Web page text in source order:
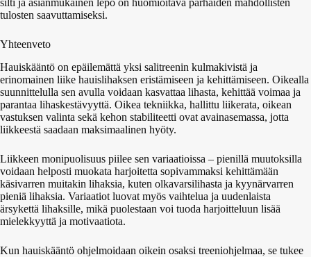
silti ja asianmukainen lepo on huomioitava parhaiden mahdollisten
tulosten saavuttamiseksi.
Yhteenveto
Hauiskääntö on epäilemättä yksi salitreenin kulmakivistä ja
erinomainen liike hauislihaksen eristämiseen ja kehittämiseen. Oikealla
suunnittelulla sen avulla voidaan kasvattaa lihasta, kehittää voimaa ja
parantaa lihaskestävyyttä. Oikea tekniikka, hallittu liikerata, oikean
vastuksen valinta sekä kehon stabiliteetti ovat avainasemassa, jotta
liikkeestä saadaan maksimaalinen hyöty.
Liikkeen monipuolisuus piilee sen variaatioissa – pienillä muutoksilla
voidaan helposti muokata harjoitetta sopivammaksi kehittämään
käsivarren muitakin lihaksia, kuten olkavarsilihasta ja kyynärvarren
pieniä lihaksia. Variaatiot luovat myös vaihtelua ja uudenlaista
ärsykettä lihaksille, mikä puolestaan voi tuoda harjoitteluun lisää
mielekkyyttä ja motivaatiota.
Kun hauiskääntö ohjelmoidaan oikein osaksi treeniohjelmaa, se tukee